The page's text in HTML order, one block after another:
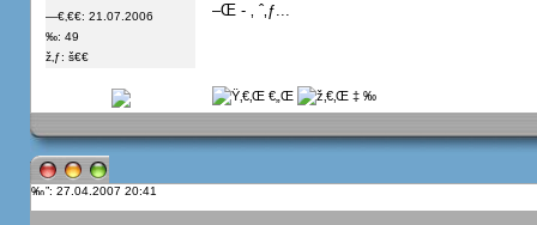
—€‚€€: 21.07.2006
‰: 49
ž‚ƒ: š€€
–Œ - ‚ ˆ‚ƒ...
”: 27.04.2007 20:41